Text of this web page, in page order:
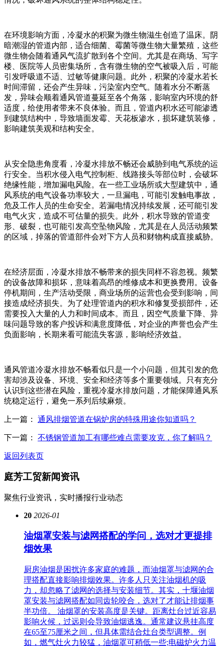
在环境影响方面，冷凝水的积聚为微生物滋生创造了温床。阴
暗潮湿的管道内部，适合细菌、霉菌等微生物大量繁殖，这些
微生物会随着通风气流扩散到各个空间。尤其是在商场、写字
楼、医院等人员密集场所，含有微生物的空气被吸入后，可能
引发呼吸道不适、过敏等健康问题。此外，积聚的冷凝水若长
时间滞留，还会产生异味，污染室内空气。随着水分不断蒸
发，异味会顺着通风管道蔓延至各个角落，影响室内环境的舒
适度，给使用者带来不良体验。而且，管道内积水还可能渗透
到建筑结构中，导致墙面发霉、天花板渗水，损坏建筑装修，
影响建筑美观和结构安全。​
从安全隐患角度看，冷凝水排放不畅还会威胁到电气系统的运
行安全。当积水侵入电气控制柜、线路接头等部位时，会破坏
绝缘性能，增加漏电风险。在一些工业场所或大型建筑中，通
风系统的电气设备功率较大，一旦漏电，可能引发触电事故，
危及工作人员的生命安全。若漏电情况持续发展，还可能引发
电气火灾，造成不可估量的损失。此外，积水导致的管道变
形、破裂，也可能引发高空坠物风险，尤其是在人员活动频繁
的区域，掉落的管道部件会对下方人员和财物构成直接威胁。​
在经济层面，冷凝水排放不畅带来的损失同样不容忽视。频繁
的设备故障和损坏，意味着高昂的维修成本和更换费用。设备
停机期间，生产活动受限，商业场所的运营也会受到影响，间
接造成经济损失。为了处理管道内的积水和修复受损部件，还
需要投入大量的人力和时间成本。而且，因空气质量下降、异
味问题导致的客户投诉和满意度降低，对企业的声誉也会产生
负面影响，长期来看可能流失客源，影响经济效益。​
通风管道冷凝水排放不畅看似只是一个小问题，但其引发的危
害却涉及设备、环境、安全和经济等多个重要领域。只有充分
认识到这些潜在风险，重视冷凝水排放问题，才能保障通风系
统稳定运行，避免一系列后续麻烦。
上一篇： 通风排烟管道在锅炉房的特殊用途你知道吗？
下一篇： 不锈钢管道加工有哪些难点需要攻克，你了解吗？
返回列表页
庭芳工贸新闻资讯
聚焦行业资讯，实时播报行业动态
20 2026-01
油烟罩安装与滤网搭配的学问，选对才更提排
烟效果
厨房油烟是困扰许多家庭的难题，而油烟罩与滤网的合
理搭配直接影响排烟效果。许多人只关注油烟机的吸
力，却忽略了滤网的选择与安装细节。其实，十堰油烟
罩安装与滤网搭配如同齿轮咬合，选对了才能让排烟事
半功倍。 油烟罩的安装高度是关键。距离灶台过近容易
影响火候，过远则会导致油烟逃逸。通常建议悬挂高度
在65至75厘米之间，但具体需结合灶台类型调整。例
如，燃气灶火力较猛，油烟罩可稍低一些;电磁炉火力温